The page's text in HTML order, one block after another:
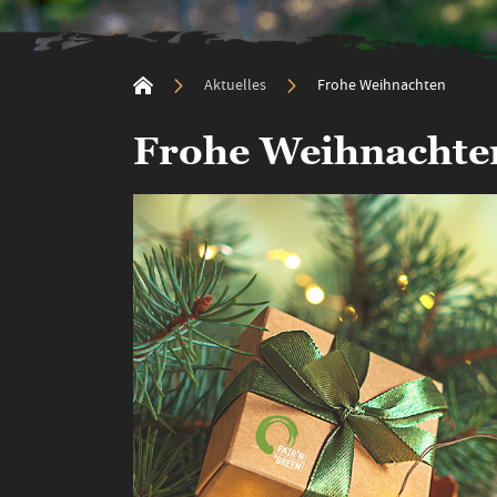
Aktuelles Frohe Weihnachten
Frohe